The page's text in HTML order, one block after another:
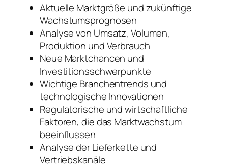
Aktuelle Marktgröße und zukünftige
Wachstumsprognosen
Analyse von Umsatz, Volumen,
Produktion und Verbrauch
Neue Marktchancen und
Investitionsschwerpunkte
Wichtige Branchentrends und
technologische Innovationen
Regulatorische und wirtschaftliche
Faktoren, die das Marktwachstum
beeinflussen
Analyse der Lieferkette und
Vertriebskanäle